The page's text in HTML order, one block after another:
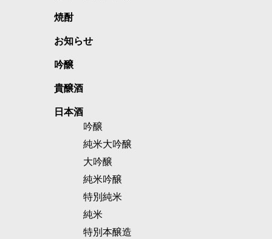
焼酎
お知らせ
吟醸
貴醸酒
日本酒
吟醸
純米大吟醸
大吟醸
純米吟醸
特別純米
純米
特別本醸造